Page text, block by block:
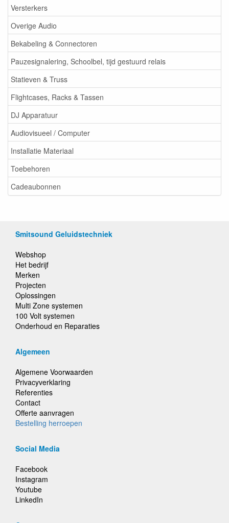
Versterkers
Overige Audio
Bekabeling & Connectoren
Pauzesignalering, Schoolbel, tijd gestuurd relais
Statieven & Truss
Flightcases, Racks & Tassen
DJ Apparatuur
Audiovisueel / Computer
Installatie Materiaal
Toebehoren
Cadeaubonnen
Smitsound Geluidstechniek
Webshop
Het bedrijf
Merken
Projecten
Oplossingen
Multi Zone systemen
100 Volt systemen
Onderhoud en Reparaties
Algemeen
Algemene Voorwaarden
Privacyverklaring
Referenties
Contact
Offerte aanvragen
Bestelling herroepen
Social Media
Facebook
Instagram
Youtube
LinkedIn